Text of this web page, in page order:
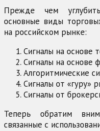
Прежде чем
основные виды
на российском рынке:
Сигналы на основе
Сигналы на основе
Алгоритмические
Сигналы от «гуру»
Сигналы от
Теперь обратим
связанные с